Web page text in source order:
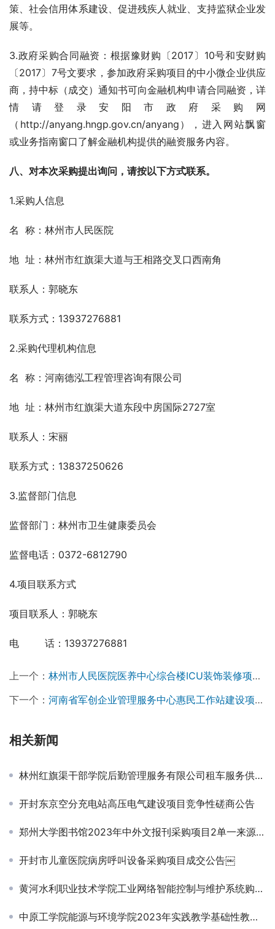
策、社会信用体系建设、促进残疾人就业、支持监狱企业发
展等。
3.政府采购合同融资：根据豫财购〔2017〕10号和安财购
〔2017〕7号文要求，参加政府采购项目的中小微企业供应
商，持中标（成交）通知书可向金融机构申请合同融资，详
情请登录安阳市政府采购网
（http://anyang.hngp.gov.cn/anyang），进入网站飘窗
或业务指南窗口了解金融机构提供的融资服务内容。
八、对本次采购提出询问，请按以下方式联系。
1.采购人信息
名  称：林州市人民医院
地  址：林州市红旗渠大道与王相路交叉口西南角
联系人：郭晓东
联系方式：13937276881
2.采购代理机构信息
名  称：河南德泓工程管理咨询有限公司
地  址：林州市红旗渠大道东段中房国际2727室
联系人：宋丽
联系方式：13837250626
3.监督部门信息
监督部门：林州市卫生健康委员会
监督电话：0372-6812790
4.项目联系方式
项目联系人：郭晓东
电　 　 话：13937276881
上一个： 林州市人民医院医养中心综合楼ICU装饰装修项目竞争性磋商公告￼
下一个： 河南省军创企业管理服务中心惠民工作站建设项目施工单位遴选入围项目-招标公告
相关新闻
林州红旗渠干部学院后勤管理服务有限公司租车服务供应商入围项目成交结果公告
开封东京空分充电站高压电气建设项目竞争性磋商公告
郑州大学图书馆2023年中外文报刊采购项目2单一来源采购公告￼
开封市儿童医院病房呼叫设备采购项目成交公告￼
黄河水利职业技术学院工业网络智能控制与维护系统购置项目成交公告
中原工学院能源与环境学院2023年实践教学基础性教学仪器设备更新项目-竞争性磋商公告